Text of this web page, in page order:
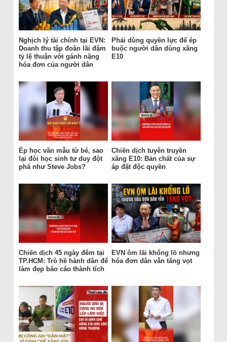
Nghịch lý tài chính tại EVN:
Doanh thu tập đoàn lãi đậm
tỷ lệ thuận với gánh nặng
hóa đơn của người dân
Phải dùng quyền lực để ép
buộc người dân dùng xăng
E10
Ép học văn mẫu từ bé, sao
lại đòi học sinh tư duy đột
phá như Steve Jobs?
Chiến dịch tuyên truyền
xăng E10: Bản chất của sự
áp đặt độc quyền
Chiến dịch 45 ngày đêm tại
TP.HCM: Trò hề hành dân để
làm đẹp báo cáo thành tích
EVN ôm lãi khổng lồ nhưng
hóa đơn dân vẫn tăng vọt